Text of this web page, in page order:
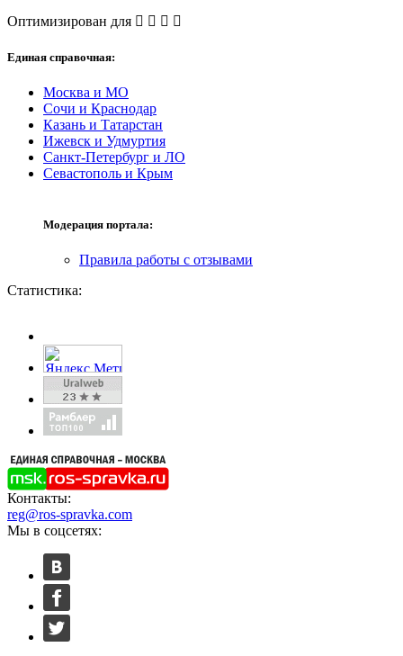
Оптимизирован для
Единая справочная:
Москва и МО
Сочи и Краснодар
Казань и Татарстан
Ижевск и Удмуртия
Санкт-Петербург и ЛО
Севастополь и Крым
Модерация портала:
Правила работы с отзывами
Статистика:
Контакты:
reg@ros-spravka.com
Мы в соцсетях: